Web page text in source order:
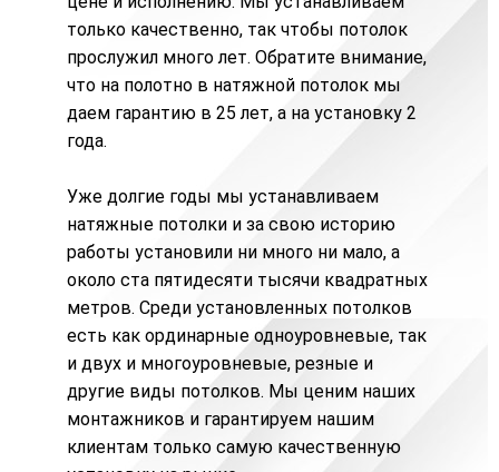
только качественно, так чтобы потолок
прослужил много лет. Обратите внимание,
что на полотно в натяжной потолок мы
даем гарантию в 25 лет, а на установку 2
года.
Уже долгие годы мы устанавливаем
натяжные потолки и за свою историю
работы установили ни много ни мало, а
около ста пятидесяти тысячи квадратных
метров. Среди установленных потолков
есть как ординарные одноуровневые, так
и двух и многоуровневые,резные и
другие виды потолков. Мы ценим наших
монтажников и гарантируем нашим
клиентам только самую качественную